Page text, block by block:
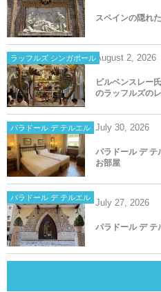
スペインの隠れ
ラッフルズ シンガポールAugust 2, 2026
ビルベンスレー
のラッフルズの
パラドール デ テルエル July 30, 2026
パラドール デ テ
お部屋
パラドール デ テルエル July 27, 2026
パラドール デ テ